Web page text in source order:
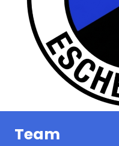
Team